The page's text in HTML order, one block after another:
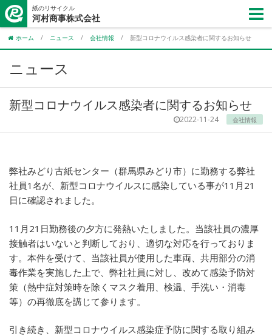
紙のリサイクル
河村商事株式会社
ホーム / ニュース / 会社情報 / 新型コロナウイルス感染者に関するお知らせ
ニュース
新型コロナウイルス感染者に関するお知らせ
2022-11-24 会社情報
弊社みどり古紙センター（群馬県みどり市）に勤務する弊社
社員1名が、新型コロナウイルスに感染している事が11月21
日に確認されました。
11月21日勤務後の夕方に発熱いたしました。当該社員の濃厚
接触者はいないと判断しており、適切な対応を行っておりま
す。本件を受けて、当該社員が使用した車両、共用部分の消
毒作業を実施した上で、弊社社員に対し、改めて感染予防対
策（熱中症対策時を除くマスク着用、検温、手洗い・消毒
等）の再徹底を講じて参ります。
引き続き、新型コロナウイルス感染症予防に関する取り組み